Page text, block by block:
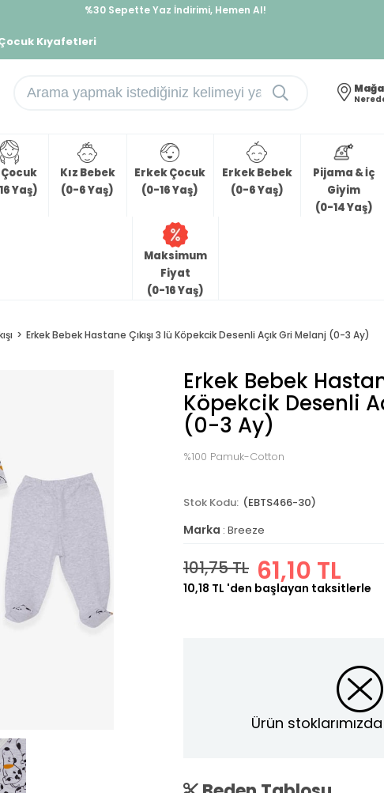
%30 Sepette Yaz İndirimi, Hemen Al!
Kıyafetleri
Çocuk
Yaş)
Kız Bebek
(0-6 Yaş)
Erkek Çocuk
(0-16 Yaş)
Erkek Bebek
(0-6 Yaş)
Pijama & İç
Giyim
(0-14 Yaş)
Maksimum
Fiyat
(0-16 Yaş)
Erkek Bebek Hastane Çıkışı 3 lü Köpekcik Desenli Açık Gri Melanj (0-3 Ay)
Erkek Bebek
Köpekcik Desenli
(0-3 Ay)
%100 Pamuk-Cotton
(EBTS466-30)
Marka : Breeze
101,75 TL 61,10 TL
10,18 TL 'den başlayan taksitlerle
Ürün